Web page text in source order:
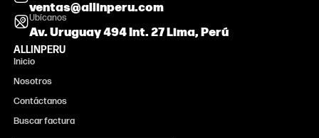
ventas@allinperu.com
Ubícanos
Av. Uruguay 494 Int. 27 Lima, Perú
ALLINPERU
Inicio
Nosotros
Contáctanos
Buscar factura